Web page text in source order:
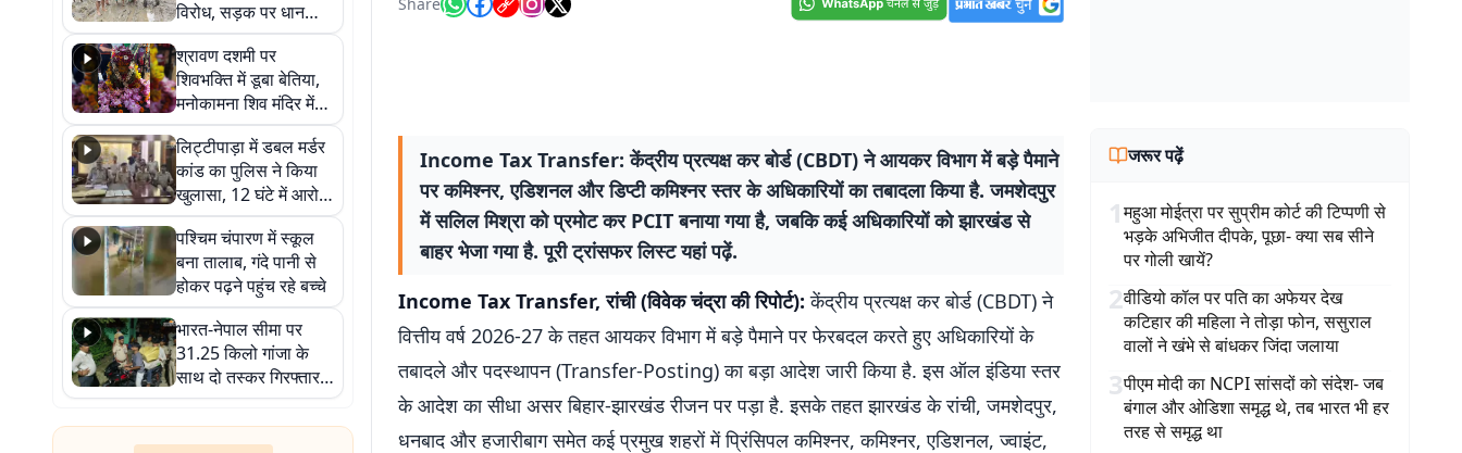
विरोध, सड़क पर धान
रोपकर और खाद डालकर
जताया आक्रोश
श्रावण दशमी पर
शिवभक्ति में डूबा बेतिया,
मनोकामना शिव मंदिर में
हुआ भव्य श्रृंगार
लिट्टीपाड़ा में डबल मर्डर
कांड का पुलिस ने किया
खुलासा, 12 घंटे में आरोपी
गिरफ्तार
पश्चिम चंपारण में स्कूल
बना तालाब, गंदे पानी से
होकर पढ़ने पहुंच रहे बच्चे
भारत-नेपाल सीमा पर
31.25 किलो गांजा के
साथ दो तस्कर गिरफ्तार,
नेपाली नंबर की बाइक
जब्त
Income Tax Transfer: केंद्रीय प्रत्यक्ष कर बोर्ड (CBDT) ने आयकर विभाग में बड़े पैमाने
पर कमिश्नर, एडिशनल और डिप्टी कमिश्नर स्तर के अधिकारियों का तबादला किया है. जमशेदपुर
में सलिल मिश्रा को प्रमोट कर PCIT बनाया गया है, जबकि कई अधिकारियों को झारखंड से
बाहर भेजा गया है. पूरी ट्रांसफर लिस्ट यहां पढ़ें.
Income Tax Transfer, रांची (विवेक चंद्रा की रिपोर्ट): केंद्रीय प्रत्यक्ष कर बोर्ड (CBDT) ने
वित्तीय वर्ष 2026-27 के तहत आयकर विभाग में बड़े पैमाने पर फेरबदल करते हुए अधिकारियों के
तबादले और पदस्थापन (Transfer-Posting) का बड़ा आदेश जारी किया है. इस ऑल इंडिया स्तर
के आदेश का सीधा असर बिहार-झारखंड रीजन पर पड़ा है. इसके तहत झारखंड के रांची, जमशेदपुर,
धनबाद और हजारीबाग समेत कई प्रमुख शहरों में प्रिंसिपल कमिश्नर, कमिश्नर, एडिशनल, ज्वाइंट,
जरूर पढ़ें
1महुआ मोईत्रा पर सुप्रीम कोर्ट की टिप्पणी से
भड़के अभिजीत दीपके, पूछा- क्या सब सीने
पर गोली खायें?
2वीडियो कॉल पर पति का अफेयर देख
कटिहार की महिला ने तोड़ा फोन, ससुराल
वालों ने खंभे से बांधकर जिंदा जलाया
3पीएम मोदी का NCPI सांसदों को संदेश- जब
बंगाल और ओडिशा समृद्ध थे, तब भारत भी हर
तरह से समृद्ध था